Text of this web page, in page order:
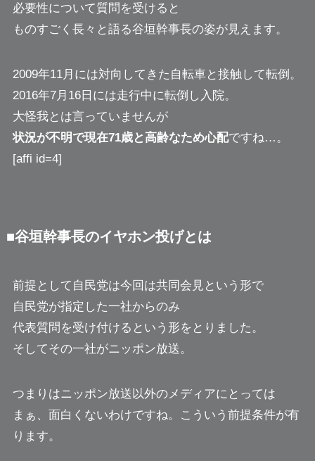
必要性について質問を受けると
ものすごく長々と語る谷垣幹事長の姿が見えます。
2009年11月には対向してきた自転車と接触して転倒。
2016年7月16日には走行中に転倒し入院。
大怪我とは言っていませんが
状況が不明で現在71歳と高齢なため心配ですね…。
[affi id=4]
■谷垣幹事長のイヤホン投げとは
前提として自民党は今回は共同会見という形で
自民党が指定した一社からのみ
代表質問を受け付けるという形をとりました。
そしてその一社がニッポン放送。
つまりはニッポン放送以外のメディアにとっては
まぁ、面白くないわけですね。こういう前提条件が有
ります。